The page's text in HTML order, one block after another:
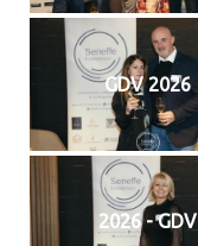
GDV 2026
2026 - GDV